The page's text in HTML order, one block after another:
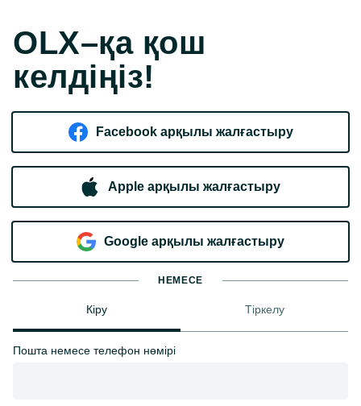
OLX–қа қош
келдіңіз!
Facebook арқылы жалғастыру
Apple арқылы жалғастыру
Google арқылы жалғастыру
НЕМЕСЕ
Кіру Тіркелу
Пошта немесе телефон нөмірі